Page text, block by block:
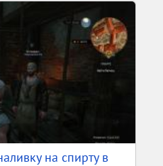
на спирту в